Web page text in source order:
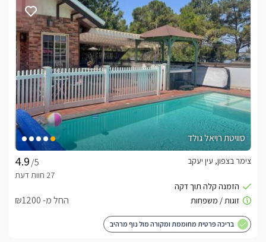
סוויטת רויאל גולד
/5
צימר בצפון, עין יעקב
החל מ- ₪1200
בריכה פרטית מחוממת ומקורה מול נוף מרהיב